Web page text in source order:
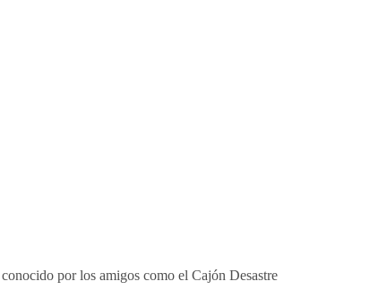
por los amigos como el Cajón Desastre